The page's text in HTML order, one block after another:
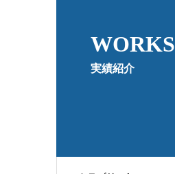
WORKS
実績紹介